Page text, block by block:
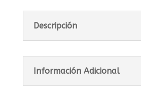
Descripción
Información Adicional